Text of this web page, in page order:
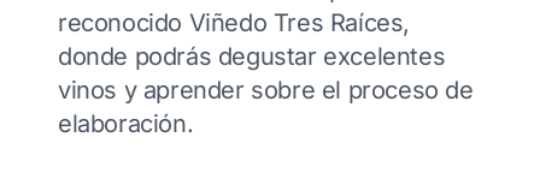
reconocido Viñedo Tres Raíces,
donde podrás degustar excelentes
vinos y aprender sobre el proceso de
elaboración.